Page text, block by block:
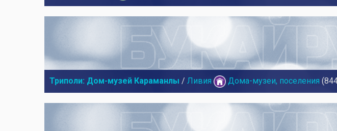
Триполи: Дом-музей Караманлы / Ливия Дома-музеи, поселения